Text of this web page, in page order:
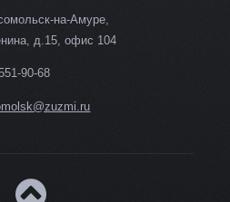
на-Амуре,
д.15, офис 104
90-68